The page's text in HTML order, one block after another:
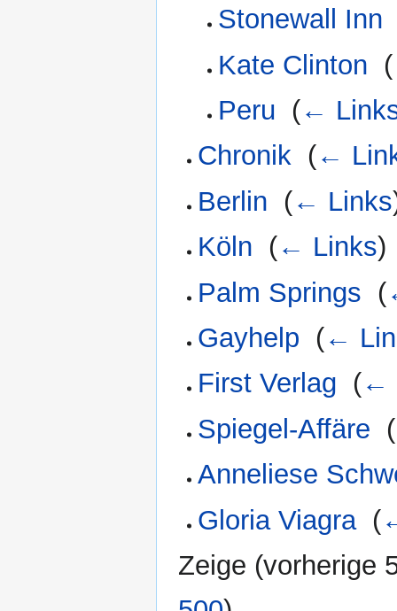
Stonewall Inn
Kate Clinton (
Peru (←
Chronik (←
Berlin (← Links
Köln (← Links)
Palm Springs (
Gayhelp (←
First Verlag (←
Spiegel-Affäre (
Anneliese
Gloria Viagra‎ (
Zeige (vorherige